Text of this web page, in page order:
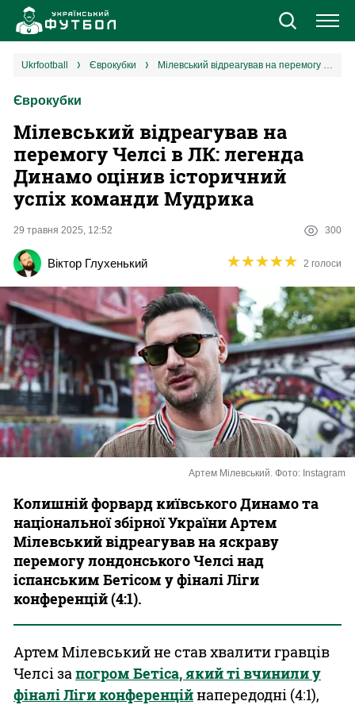
Новини
Єврокубки
УПЛ
Різне
Букмекери
Казино
ukrfootball єврокубки Мілевський відреагував на перемогу Челсі в ЛК: легенда Динамо оцінив історичний успіх команди Мудрика
Єврокубки
Мілевський відреагував на
перемогу Челсі в ЛК: легенда
Динамо оцінив історичний
успіх команди Мудрика
29 травня 2025, 12:52 300
Віктор Глухенький ★★★★★
★★★★★ 2 голоси
Артем Мілевський. Фото: Instagram
Колишній форвард київського Динамо та
національної збірної України Артем
Мілевський відреагував на яскраву
перемогу лондонського Челсі над
іспанським Бетісом у фіналі Ліги
конференцій (4:1).
Артем Мілевський не став хвалити гравців
Челсі запогром Бетіса, який ті вчинили у
фіналі Ліги конференційнапередодні (4:1),